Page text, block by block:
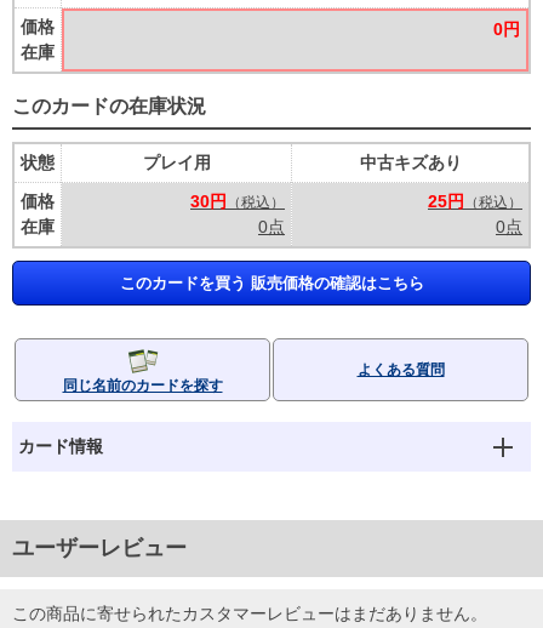
価格
在庫
0円
このカードの在庫状況
状態
価格
在庫
プレイ用
30円
（税込）
0点
中古キズあり
25円
（税込）
0点
このカードを買う 販売価格の確認はこちら
同じ名前のカードを探す
よくある質問
カード情報
ユーザーレビュー
この商品に寄せられたカスタマーレビューはまだありません。